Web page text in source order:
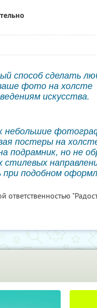
способ сделать
фото на холсте
искусства.
небольшие
постеры на
подрамник, но не
подобном
ответственностью